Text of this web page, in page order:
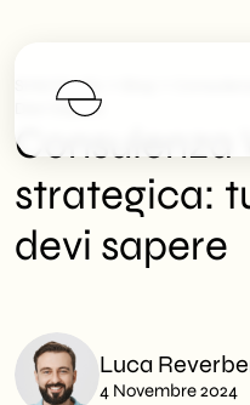
SHM Studio
Devi Sapere
Consulenza
strategica:
devi sapere
Luca
4 Novembre 2024